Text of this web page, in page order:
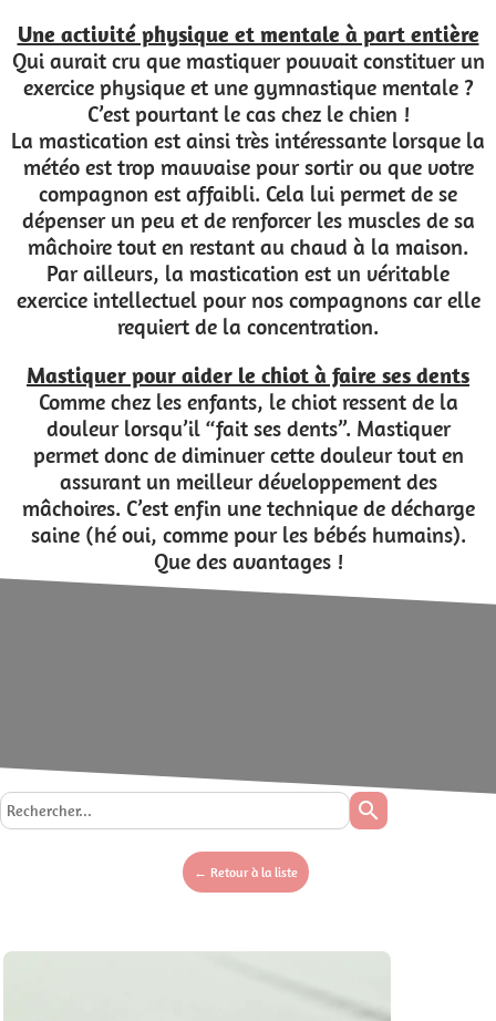
Une activité physique et mentale à part entière
Qui aurait cru que mastiquer pouvait constituer un
exercice physique et une gymnastique mentale ?
C’est pourtant le cas chez le chien !
La mastication est ainsi très intéressante lorsque la
météo est trop mauvaise pour sortir ou que votre
compagnon est affaibli. Cela lui permet de se
dépenser un peu et de renforcer les muscles de sa
mâchoire tout en restant au chaud à la maison.
Par ailleurs, la mastication est un véritable
exercice intellectuel pour nos compagnons car elle
requiert de la concentration.
Mastiquer pour aider le chiot à faire ses dents
Comme chez les enfants, le chiot ressent de la
douleur lorsqu’il “fait ses dents”. Mastiquer
permet donc de diminuer cette douleur tout en
assurant un meilleur développement des
mâchoires. C’est enfin une technique de décharge
saine (hé oui, comme pour les bébés humains).
Que des avantages !
search
← Retour à la liste